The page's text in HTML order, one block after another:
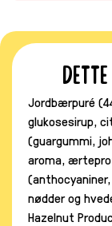
Jordbærpuré
glukosesirup,
(guargummi,
aroma,
nødder og
Hazelnut